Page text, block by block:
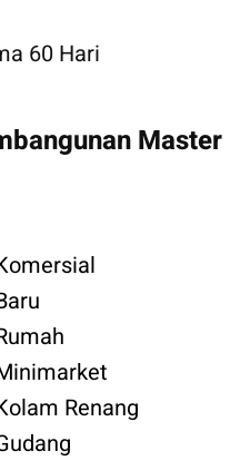
60 Hari
Master
Renang